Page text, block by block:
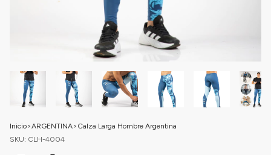
Inicio>ARGENTINA> Calza Larga Hombre Argentina
SKU: CLH-4004